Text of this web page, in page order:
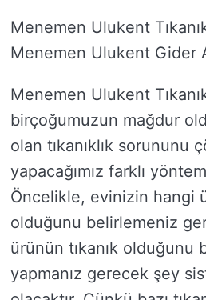
Menemen Ulukent
Menemen Ulukent Gider
Menemen Ulukent
birçoğumuzun mağdur
olan tıkanıklık sorununu
yapacağımız farklı
Öncelikle, evinizin hangi
olduğunu belirlemeniz
ürünün tıkanık olduğunu
yapmanız gerecek şey